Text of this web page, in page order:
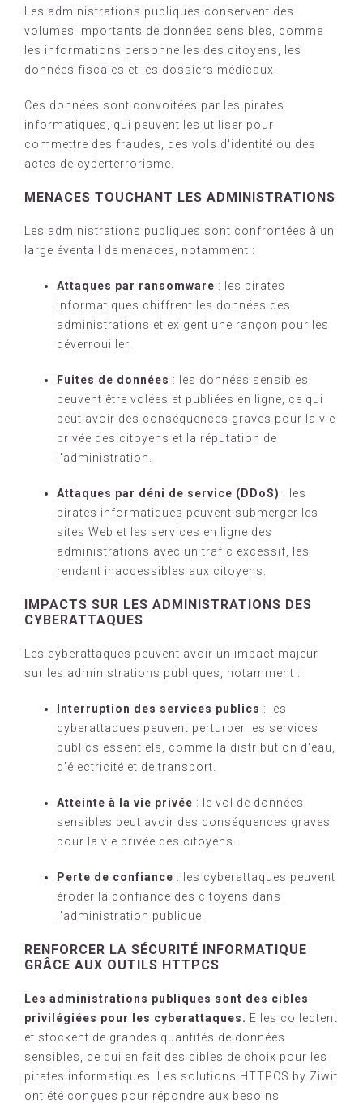
Les administrations publiques conservent des
volumes importants de données sensibles, comme
les informations personnelles des citoyens, les
données fiscales et les dossiers médicaux.
Ces données sont convoitées par les pirates
informatiques, qui peuvent les utiliser pour
commettre des fraudes, des vols d'identité ou des
actes de cyberterrorisme.
MENACES TOUCHANT LES ADMINISTRATIONS
Les administrations publiques sont confrontées à un
large éventail de menaces, notamment :
Attaques par ransomware : les pirates
informatiques chiffrent les données des
administrations et exigent une rançon pour les
déverrouiller.
Fuites de données : les données sensibles
peuvent être volées et publiées en ligne, ce qui
peut avoir des conséquences graves pour la vie
privée des citoyens et la réputation de
l'administration.
Attaques par déni de service (DDoS) : les
pirates informatiques peuvent submerger les
sites Web et les services en ligne des
administrations avec un trafic excessif, les
rendant inaccessibles aux citoyens.
IMPACTS SUR LES ADMINISTRATIONS DES
CYBERATTAQUES
Les cyberattaques peuvent avoir un impact majeur
sur les administrations publiques, notamment :
Interruption des services publics : les
cyberattaques peuvent perturber les services
publics essentiels, comme la distribution d'eau,
d'électricité et de transport.
Atteinte à la vie privée : le vol de données
sensibles peut avoir des conséquences graves
pour la vie privée des citoyens.
Perte de confiance : les cyberattaques peuvent
éroder la confiance des citoyens dans
l'administration publique.
RENFORCER LA SÉCURITÉ INFORMATIQUE
GRÂCE AUX OUTILS HTTPCS
Les administrations publiques sont des cibles
privilégiées pour les cyberattaques. Elles collectent
et stockent de grandes quantités de données
sensibles, ce qui en fait des cibles de choix pour les
pirates informatiques. Les solutions HTTPCS by Ziwit
ont été conçues pour répondre aux besoins